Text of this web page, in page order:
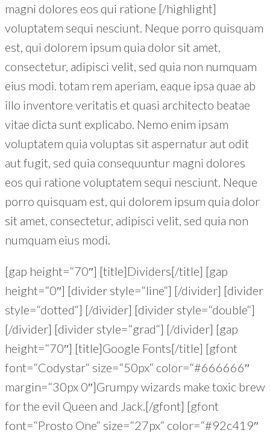
magni dolores eos qui ratione [/highlight]
voluptatem sequi nesciunt. Neque porro quisquam
est, qui dolorem ipsum quia dolor sit amet,
consectetur, adipisci velit, sed quia non numquam
eius modi. totam rem aperiam, eaque ipsa quae ab
illo inventore veritatis et quasi architecto beatae
vitae dicta sunt explicabo. Nemo enim ipsam
voluptatem quia voluptas sit aspernatur aut odit
aut fugit, sed quia consequuntur magni dolores
eos qui ratione voluptatem sequi nesciunt. Neque
porro quisquam est, qui dolorem ipsum quia dolor
sit amet, consectetur, adipisci velit, sed quia non
numquam eius modi.
[gap height=“70″] [title]Dividers[/title] [gap
height=“0″] [divider style=“line“] [/divider] [divider
style=“dotted“] [/divider] [divider style=“double“]
[/divider] [divider style=“grad“] [/divider] [gap
height=“70″] [title]Google Fonts[/title] [gfont
font=“Codystar“ size=“50px“ color=“#666666″
margin=“30px 0″]Grumpy wizards make toxic brew
for the evil Queen and Jack.[/gfont] [gfont
font=“Prosto One“ size=“27px“ color=“#92c419″